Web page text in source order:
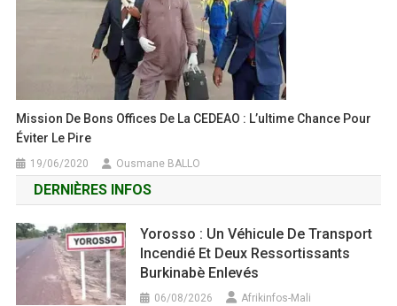
Mission De Bons Offices De La CEDEAO : L’ultime Chance Pour
Éviter Le Pire
19/06/2020 Ousmane BALLO
DERNIÈRES INFOS
Yorosso : Un Véhicule De Transport
Incendié Et Deux Ressortissants
Burkinabè Enlevés
06/08/2026 Afrikinfos-Mali